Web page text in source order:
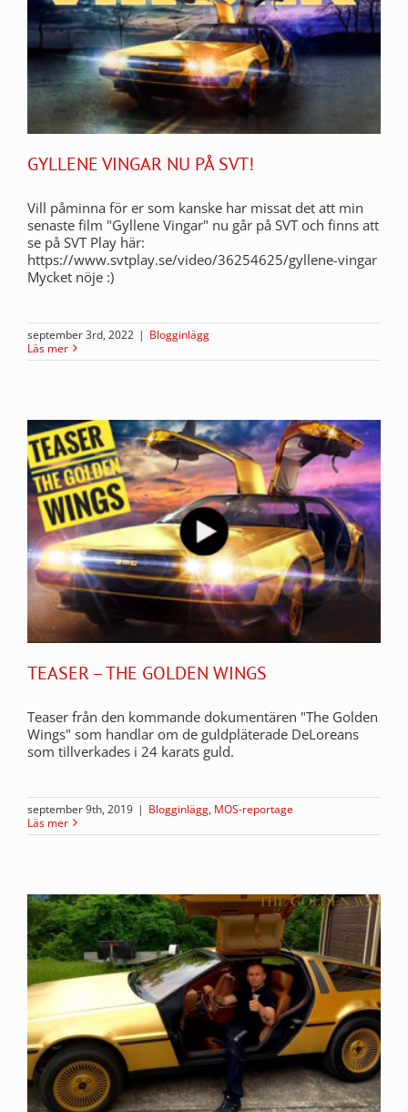
GYLLENE VINGAR NU PÅ SVT!
Vill påminna för er som kanske har missat det att min
senaste film "Gyllene Vingar" nu går på SVT och finns att
se på SVT Play här:
https://www.svtplay.se/video/36254625/gyllene-vingar
Mycket nöje :)
september 3rd, 2022 | Blogginlägg
Läs mer
TEASER – THE GOLDEN WINGS
Teaser från den kommande dokumentären "The Golden
Wings" som handlar om de guldpläterade DeLoreans
som tillverkades i 24 karats guld.
september 9th, 2019 | Blogginlägg, MOS-reportage
Läs mer